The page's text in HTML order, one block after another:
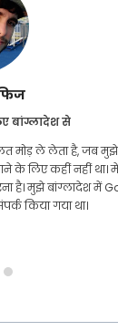
बांग्लादेश से
मोड़ ले लेता है, जब मुझे
के लिए कहीं नहीं था।
है। मुझे बांग्लादेश में
किया गया था।